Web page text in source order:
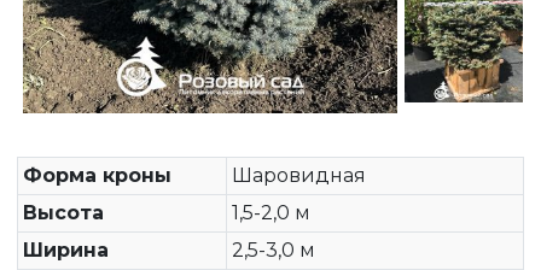
Форма кроны
Шаровидная
Высота
1,5-2,0 м
Ширина
2,5-3,0 м